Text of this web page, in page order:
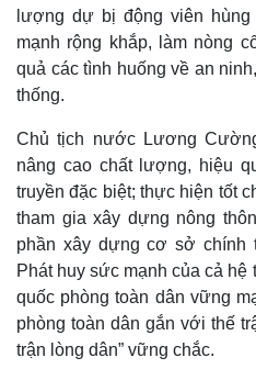
Thể thao
Bóng đá
Lịch thi đấu bóng đá
eSports
Hậu trường
lượng dự bị động viên
mạnh rộng khắp, làm nòng
quả các tình huống về an
thống.
Chủ tịch nước Lương
nâng cao chất lượng, hiệu
truyền đặc biệt; thực hiện tốt
tham gia xây dựng nông
phần xây dựng cơ sở chính
Phát huy sức mạnh của cả
quốc phòng toàn dân vững
phòng toàn dân gắn với thế
trận lòng dân” vững chắc.